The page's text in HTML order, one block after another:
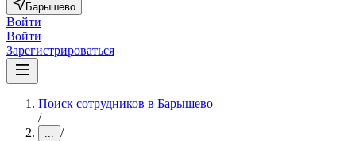
Барышево
Войти
Войти
Зарегистрироваться
Поиск сотрудников в Барышево
/
... /